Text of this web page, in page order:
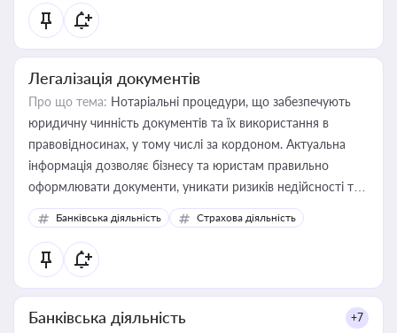
статусу суб'єктів оціночної діяльності
Легалізація документів
Про що тема: Нотаріальні процедури, що забезпечують
юридичну чинність документів та їх використання в
правовідносинах, у тому числі за кордоном. Актуальна
інформація дозволяє бізнесу та юристам правильно
оформлювати документи, уникати ризиків недійсності та
забезпечувати їх належне прийняття органами влади та
контрагентами
Банківська діяльність Страхова діяльність
Банківська діяльність +7